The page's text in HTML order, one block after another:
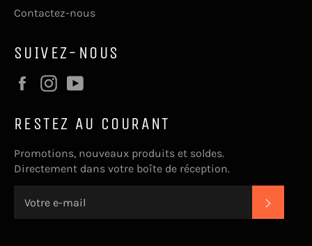
Contactez-nous
SUIVEZ-NOUS
FacebookInstagram
RESTEZ AU COURANT
Promotions, nouveaux produits et soldes.
Directement dans votre boîte de réception.